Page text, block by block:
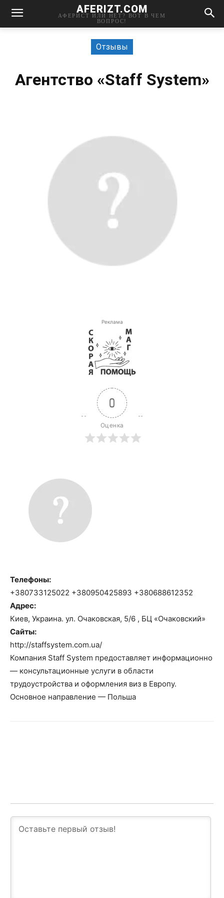
AFERIZT.COM
АФЕРИСТ ИЛИ НЕТ? ВОТ В ЧЕМ
ВОПРОС!
Отзывы
Агентство «Staff System»
Реклама
0
Оценка
Телефоны:
+380733125022 +380950425893 +380688612352
Адрес:
Киев, Украина. ул. Очаковская, 5/6 , БЦ «Очаковский»
Сайты:
http://staffsystem.com.ua/
Компания Staff System предоставляет информационно
— консультационные услуги в области
трудоустройства и оформления виз в Европу.
Основное направление — Польша